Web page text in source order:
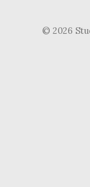
© 2026